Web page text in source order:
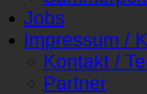
Jobs
Impressum /
Kontakt /
Partner